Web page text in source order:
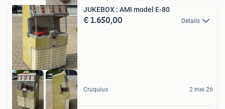
JUKEBOX : AMI model E-80
€ 1.650,00 Details
Cruquius 2 mei 26